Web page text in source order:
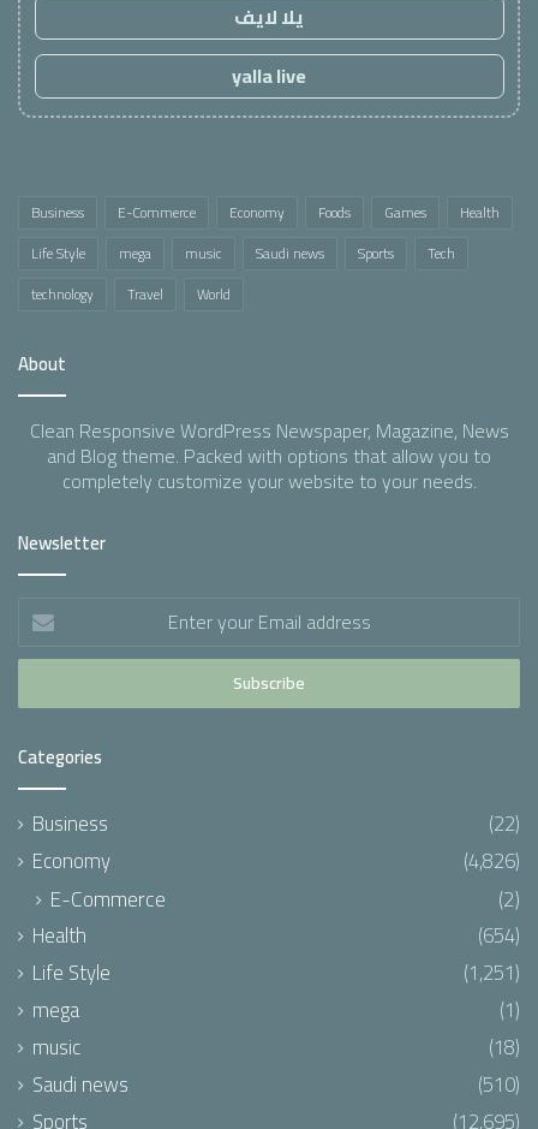
يلا لايف
yalla live
Business E-Commerce Economy Foods Games
Health
Life Style
mega music Saudi news Sports
Tech
technology
Travel World
About
Clean Responsive WordPress Newspaper, Magazine, News
and Blog theme. Packed with options that allow you to
completely customize your website to your needs.
Newsletter
Enter
your
Email
Categories
Business
(22)
Economy
(4,826)
E-Commerce (2)
Health
(654)
Life Style
(1,251)
mega
(1)
music
(18)
Saudi news
(510)
Sports
(12,695)